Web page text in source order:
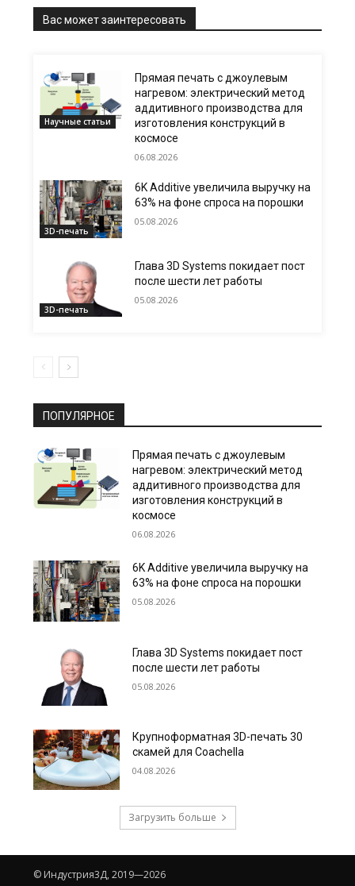
Вас может заинтересовать
Научные статьи
Прямая печать с джоулевым
нагревом: электрический метод
аддитивного производства для
изготовления конструкций в
космосе
06.08.2026
3D-печать
6K Additive увеличила выручку на
63% на фоне спроса на порошки
05.08.2026
3D-печать
Глава 3D Systems покидает пост
после шести лет работы
05.08.2026
ПОПУЛЯРНОЕ
Прямая печать с джоулевым
нагревом: электрический метод
аддитивного производства для
изготовления конструкций в
космосе
06.08.2026
6K Additive увеличила выручку на
63% на фоне спроса на порошки
05.08.2026
Глава 3D Systems покидает пост
после шести лет работы
05.08.2026
Крупноформатная 3D-печать 30
скамей для Coachella
04.08.2026
Загрузить больше
© Индустрия3Д, 2019—2026